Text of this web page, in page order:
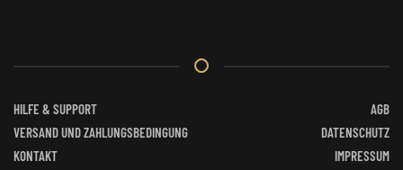
HILFE & SUPPORT
VERSAND UND ZAHLUNGSBEDINGUNG
KONTAKT
AGB
DATENSCHUTZ
IMPRESSUM